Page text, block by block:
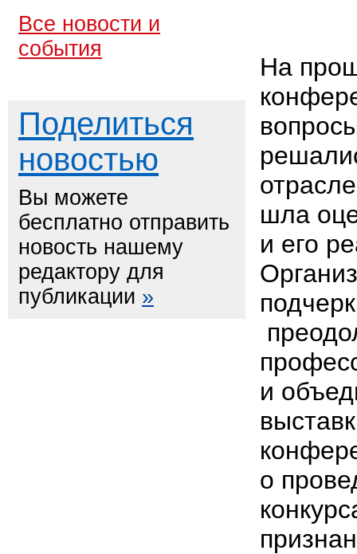
Все новости и
события
Поделиться
новостью
Вы можете
бесплатно отправить
новость нашему
редактору для
публикации »
На
шла
и его
и
о